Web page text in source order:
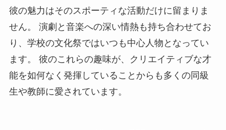
彼の魅力はそのスポーティな活動だけに留まりま
せん。 演劇と音楽への深い情熱も持ち合わせてお
り、学校の文化祭ではいつも中心人物となってい
ます。 彼のこれらの趣味が、クリエイティブな才
能を如何なく発揮していることからも多くの同級
生や教師に愛されています。